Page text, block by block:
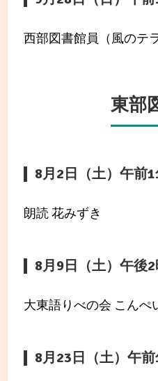
西部図書館員（風のテ
東部
8月2日（土）午前
朗読 花みずき
8月9日（土）午後2
大東語りべの会 こんぺ
8月23日（土）午前